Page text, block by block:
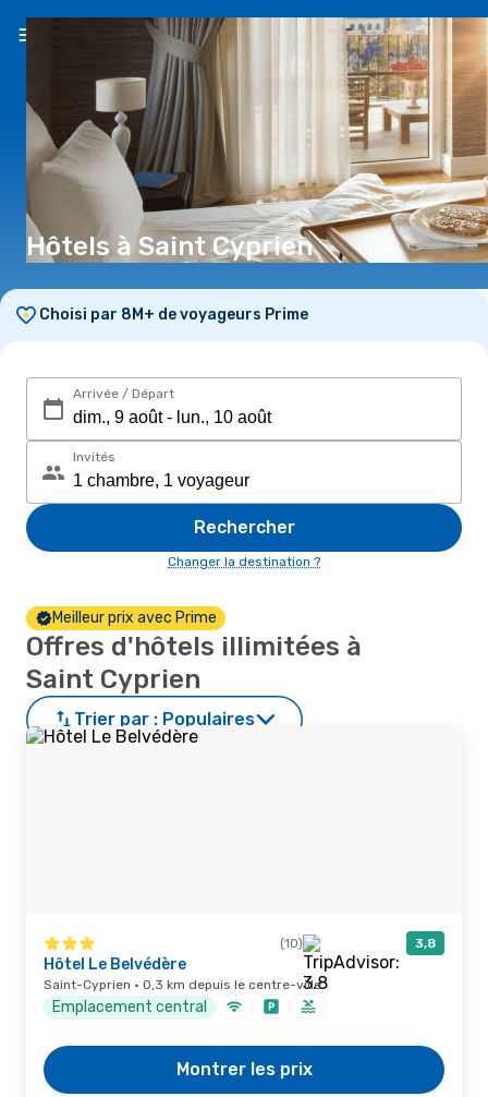
FR(€)
Hôtels à Saint Cyprien
Choisi par 8M+ de voyageurs Prime
Arrivée / Départ
Invités
Rechercher
Changer la destination ?
Meilleur prix avec Prime
Offres d'hôtels illimitées à
Saint Cyprien
Trier par : Populaires
(10) 3,8
Hôtel Le Belvédère
Saint-Cyprien · 0,3 km depuis le centre-ville
Emplacement central
Montrer les prix